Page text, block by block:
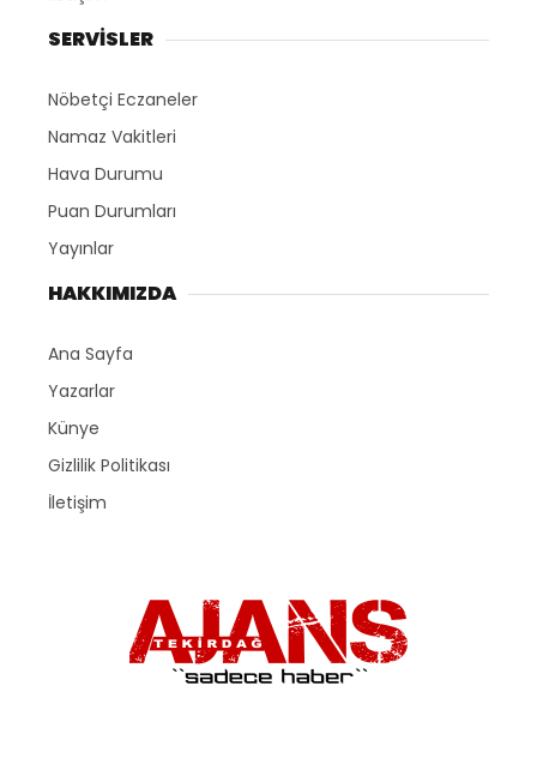
SERVİSLER
Nöbetçi Eczaneler
Namaz Vakitleri
Hava Durumu
Puan Durumları
Yayınlar
HAKKIMIZDA
Ana Sayfa
Yazarlar
Künye
Gizlilik Politikası
İletişim